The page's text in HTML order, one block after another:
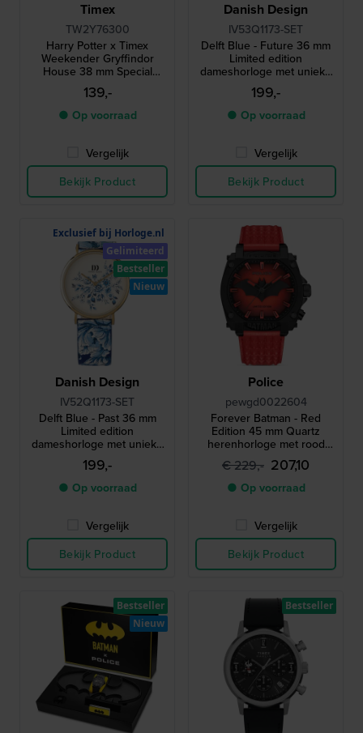
Timex
TW2Y76300
Harry Potter x Timex
Weekender Gryffindor
House 38 mm Special
edition horloge met 1 van
de 4 huisjes als
achtergrondverlichting
139,-
● Op voorraad
Vergelijk
Bekijk Product
Danish Design
IV53Q1173-SET
Delft Blue - Future 36 mm
Limited edition
dameshorloge met unieke
Delfts blauwe hanger
199,-
● Op voorraad
Vergelijk
Bekijk Product
Danish Design
IV52Q1173-SET
Delft Blue - Past 36 mm
Limited edition
dameshorloge met unieke
Delfts blauwe hanger
199,-
● Op voorraad
Vergelijk
Bekijk Product
Exclusief bij Horloge.nl
Gelimiteerd
Bestseller
Nieuw
Police
pewgd0022604
Forever Batman - Red
Edition 45 mm Quartz
herenhorloge met rood
backlight
€ 229,- 207,10
● Op voorraad
Vergelijk
Bekijk Product
Bestseller
Nieuw
Bestseller